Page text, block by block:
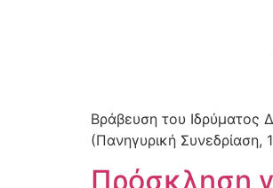
Βράβευση του Ιδρύματος
(Πανηγυρική Συνεδρίαση,
Πρόσκληση